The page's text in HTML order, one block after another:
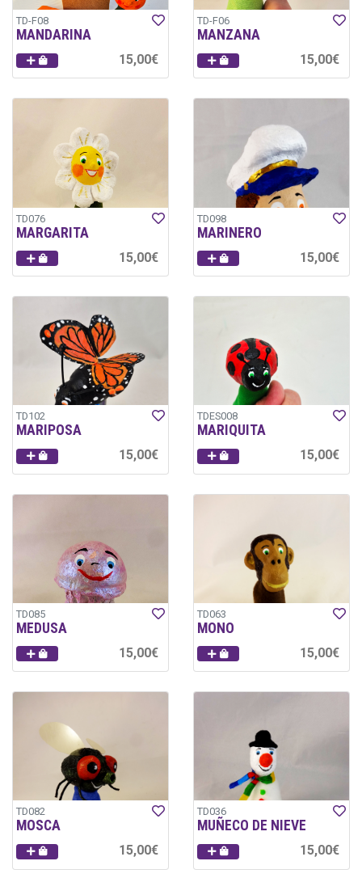
TD-F08
MANDARINA
15,00€
TD-F06
MANZANA
15,00€
TD076
MARGARITA
15,00€
TD098
MARINERO
15,00€
TD102
MARIPOSA
15,00€
TDES008
MARIQUITA
15,00€
TD085
MEDUSA
15,00€
TD063
MONO
15,00€
TD082
MOSCA
15,00€
TD036
MUÑECO DE NIEVE
15,00€